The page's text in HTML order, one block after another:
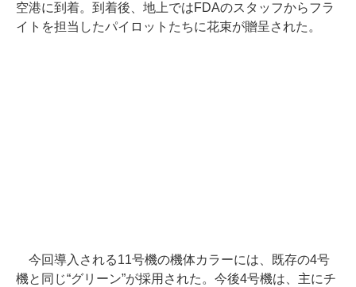
空港に到着。到着後、地上ではFDAのスタッフからフラ
イトを担当したパイロットたちに花束が贈呈された。
今回導入される11号機の機体カラーには、既存の4号
機と同じ“グリーン”が採用された。今後4号機は、主にチ